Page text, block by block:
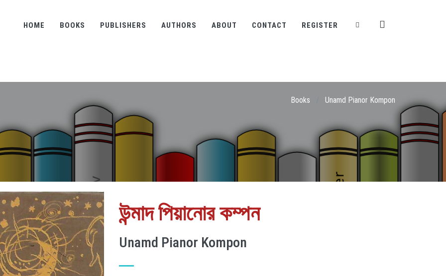
HOME BOOKS PUBLISHERS AUTHORS ABOUT CONTACT REGISTER
Books Unamd Pianor Kompon
উন্মাদ পিয়ানোর কম্পন
Unamd Pianor Kompon